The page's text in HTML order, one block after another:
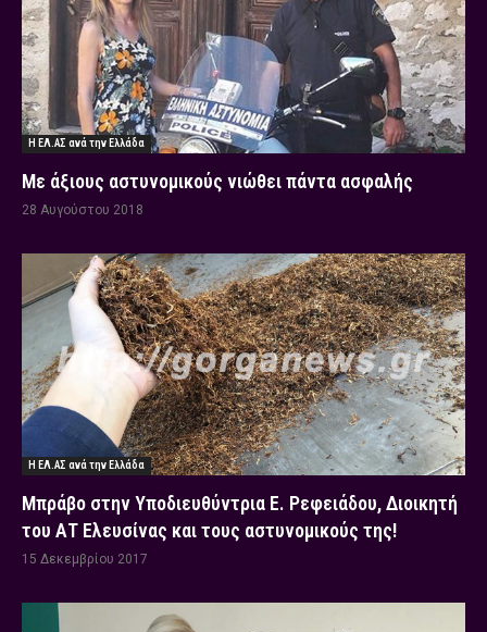
Η ΕΛ.ΑΣ ανά την Ελλάδα
Με άξιους αστυνομικούς νιώθει πάντα ασφαλής
28 Αυγούστου 2018
Η ΕΛ.ΑΣ ανά την Ελλάδα
Μπράβο στην Υποδιευθύντρια Ε. Ρεφειάδου, Διοικητή
του ΑΤ Ελευσίνας και τους αστυνομικούς της!
15 Δεκεμβρίου 2017